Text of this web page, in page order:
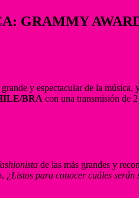
GRAMMY
y espectacular de la música,
BRA con una transmisión de
de las más grandes y
¿Listos para conocer cuáles serán